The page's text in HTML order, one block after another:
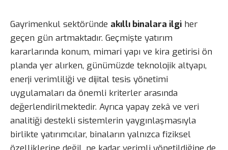
Gayrimenkul sektöründe akıllı binalara ilgi her
geçen gün artmaktadır. Geçmişte yatırım
kararlarında konum, mimari yapı ve kira getirisi ön
planda yer alırken, günümüzde teknolojik altyapı,
enerji verimliliği ve dijital tesis yönetimi
uygulamaları da önemli kriterler arasında
değerlendirilmektedir. Ayrıca yapay zekâ ve veri
analitiği destekli sistemlerin yaygınlaşmasıyla
birlikte yatırımcılar, binaların yalnızca fiziksel